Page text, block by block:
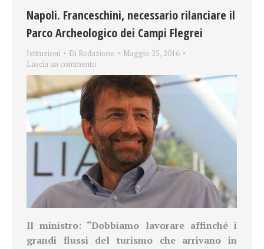
Napoli. Franceschini, necessario rilanciare il
Parco Archeologico dei Campi Flegrei
Istituzioni Di Redazione
Maggio 25, 2016
Lascia un commento
Il ministro: “Dobbiamo lavorare affinché i
grandi flussi del turismo che arrivano in